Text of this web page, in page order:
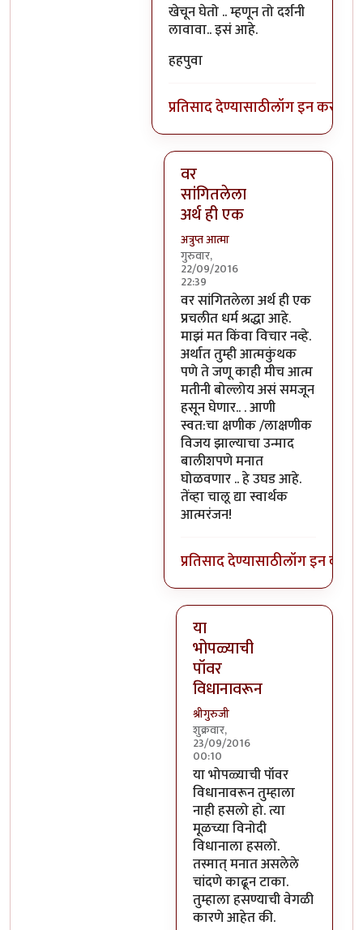
खेचून घेतो .. म्हणून तो दर्शनी
लावावा.. इसं आहे.
हहपुवा
प्रतिसाद देण्यासाठीलॉग इन करा
वर
सांगितलेला
अर्थ ही एक
अत्रुप्त आत्मा
गुरुवार,
22/09/2016
22:39
In reply toआजच्या भाषेत सांगायचं
वर सांगितलेला अर्थ ही एक
प्रचलीत धर्म श्रद्धा आहे.
माझं मत किंवा विचार नव्हे.
अर्थात तुम्ही आत्मकुंथक
पणे ते जणू काही मीच आत्म
मतीनी बोल्लोय असं समजून
हसून घेणार.. . आणी
स्वत:चा क्षणीक /लाक्षणीक
विजय झाल्याचा उन्माद
बालीशपणे मनात
घोळवणार .. हे उघड आहे.
तेंव्हा चालू द्या स्वार्थक
आत्मरंजन!
प्रतिसाद देण्यासाठीलॉग इन करा
या
भोपळ्याची
पॉवर
विधानावरून
श्रीगुरुजी
शुक्रवार,
23/09/2016
00:10
In reply toवर सांगितलेला अर्थ
या भोपळ्याची पॉवर
विधानावरून तुम्हाला
नाही हसलो हो. त्या
मूळच्या विनोदी
विधानाला हसलो.
तस्मात् मनात असलेले
चांदणे काढून टाका.
तुम्हाला हसण्याची वेगळी
कारणे आहेत की.